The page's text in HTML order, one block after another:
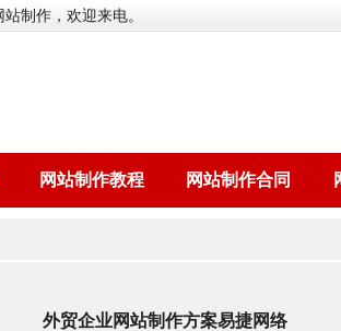
制作，欢迎来电。
网站制作教程 网站制作合同
外贸企业网站制作方案易捷网络